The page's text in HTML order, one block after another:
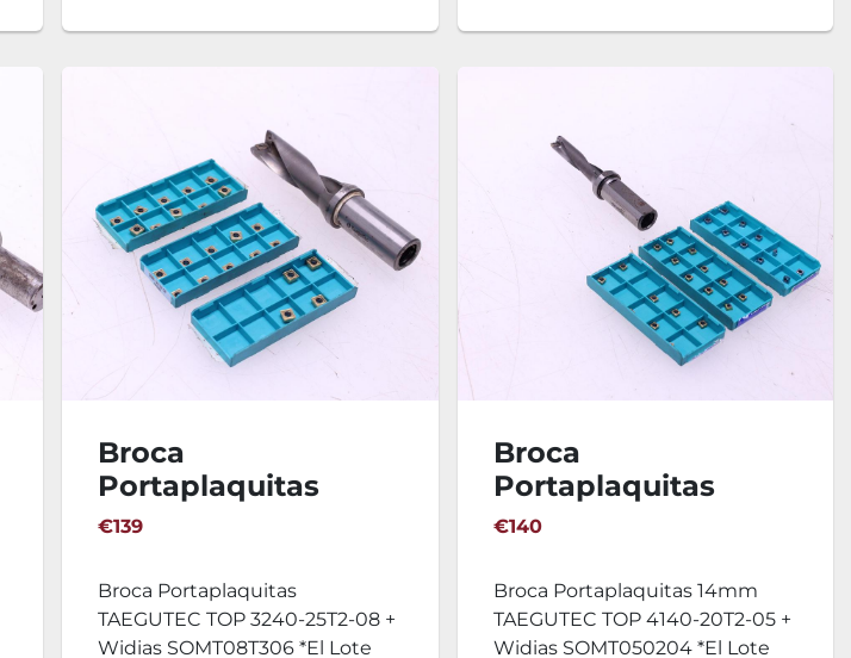
Broca
Portaplaquitas
24mm TAEGUTEC
Widias
SOMT08T306
€139
Broca Portaplaquitas
TAEGUTEC TOP 3240-25T2-08 +
Widias SOMT08T306 *El Lote
Broca
Portaplaquitas
14mm TAEGUTEC
Widias
SOMT050204
€140
Broca Portaplaquitas 14mm
TAEGUTEC TOP 4140-20T2-05 +
Widias SOMT050204 *El Lote